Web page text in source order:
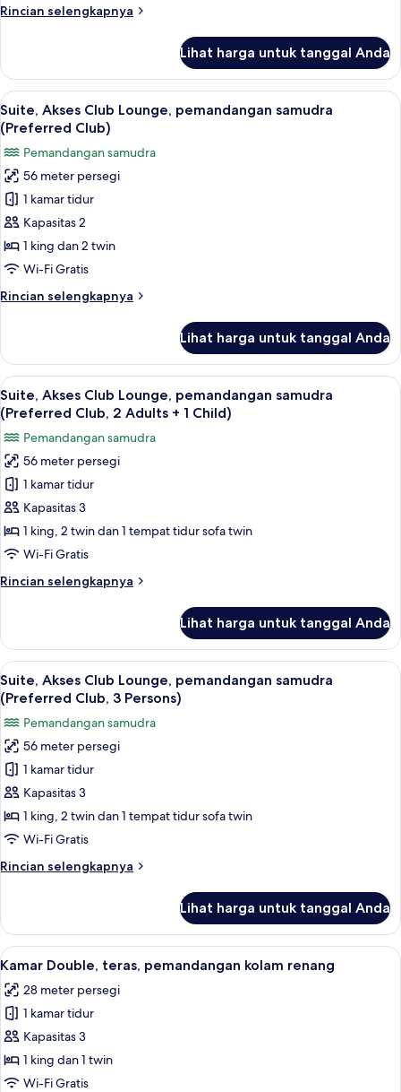
kolam
Club)
Rincian selengkapnya
Rincian
Kamar
Double,
akses
ke
kolam
renang
(Preferred
Club)
Lihat harga untuk tanggal Anda
Lihat
semua
foto
untuk
Suite,
Akses
Club
Lounge,
pemandangan
(Preferred
Minibar, brankas, meja kerja, dan
12
Suite, Akses Club Lounge, pemandangan samudra
(Preferred Club)
Pemandangan samudra
56 meter persegi
1 kamar tidur
Kapasitas 2
1 king dan 2 twin
Wi-Fi Gratis
Rincian selengkapnya
Rincian
Suite,
Akses
Club
Lounge,
pemandangan
samudra
(Preferred
Club)
Lihat harga untuk tanggal Anda
Lihat
semua
foto
untuk
Suite,
Akses
Club
Lounge,
pemandangan
(Preferred
Adults
+
1
Child)
Minibar, brankas, meja kerja, dan
9
Suite, Akses Club Lounge, pemandangan samudra
(Preferred Club, 2 Adults + 1 Child)
Pemandangan samudra
56 meter persegi
1 kamar tidur
Kapasitas 3
1 king, 2 twin dan 1 tempat tidur sofa twin
Wi-Fi Gratis
Rincian selengkapnya
Rincian
Suite,
Akses
Club
Lounge,
pemandangan
samudra
(Preferred
Club,
2
Adults
Child)
Lihat harga untuk tanggal Anda
Lihat
semua
foto
untuk
Suite,
Akses
Club
Lounge,
pemandangan
(Preferred
Persons)
Minibar, brankas, meja kerja, dan
9
Suite, Akses Club Lounge, pemandangan samudra
(Preferred Club, 3 Persons)
Pemandangan samudra
56 meter persegi
1 kamar tidur
Kapasitas 3
1 king, 2 twin dan 1 tempat tidur sofa twin
Wi-Fi Gratis
Rincian selengkapnya
Rincian
Suite,
Akses
Club
pemandangan
samudra
Club,
3
Persons)
Lihat harga untuk tanggal Anda
Lihat
semua
foto
untuk
Kamar
Double,
teras,
Minibar, brankas, meja kerja, dan
5
Kamar Double, teras, pemandangan kolam renang
28 meter persegi
1 kamar tidur
Kapasitas 3
1 king dan 1 twin
Wi-Fi Gratis